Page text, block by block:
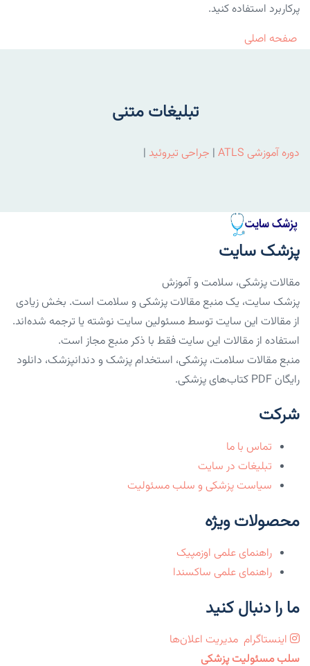
پرکاربرد استفاده کنید.
صفحه اصلی
تبلیغات متنی
دوره آموزشی ATLS | جراحی تیروئید |
پزشک سایت
مقالات پزشکی، سلامت و آموزش
پزشک سایت، یک منبع مقالات پزشکی و سلامت است. بخش زیادی
از مقالات این سایت توسط مسئولین سایت نوشته یا ترجمه شده‌اند.
استفاده از مقالات این سایت فقط با ذکر منبع مجاز است.
منبع مقالات سلامت، پزشکی، استخدام پزشک و دندانپزشک، دانلود
رایگان PDF کتاب‌های پزشکی.
شرکت
تماس با ما
تبلیغات در سایت
سیاست پزشکی و سلب مسئولیت
محصولات ویژه
راهنمای علمی اوزمپیک
راهنمای علمی ساکسندا
ما را دنبال کنید
اینستاگرام مدیریت اعلان‌ها
سلب مسئولیت پزشکی